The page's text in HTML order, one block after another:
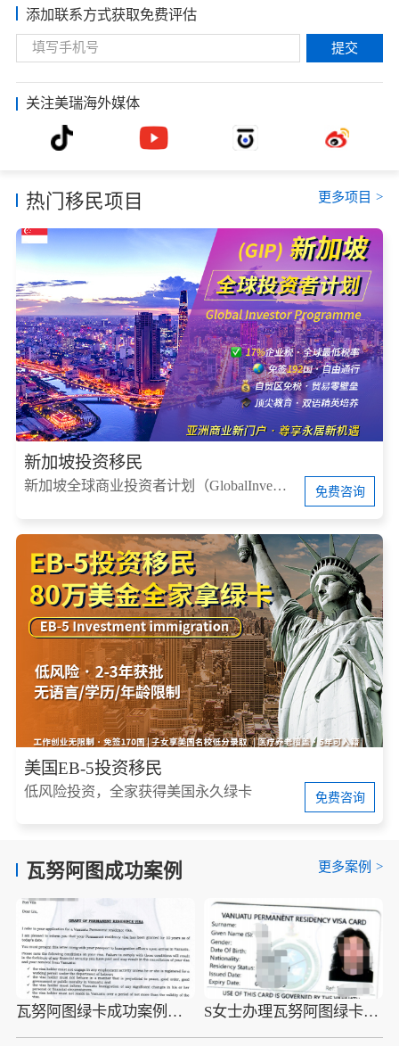
添加联系方式获取免费评估
提交
关注美瑞海外媒体
热门移民项目 更多项目 >
新加坡投资移民
新加坡全球商业投资者计划（GlobalInvestorProgram，简称GIP） 免费咨询
美国EB-5投资移民
低风险投资，全家获得美国永久绿卡 免费咨询
瓦努阿图成功案例 更多案例 >
瓦努阿图绿卡成功案例：L先生一家三口短时间内获得海外身份 S女士办理瓦努阿图绿卡，助力孩子成为华侨生!